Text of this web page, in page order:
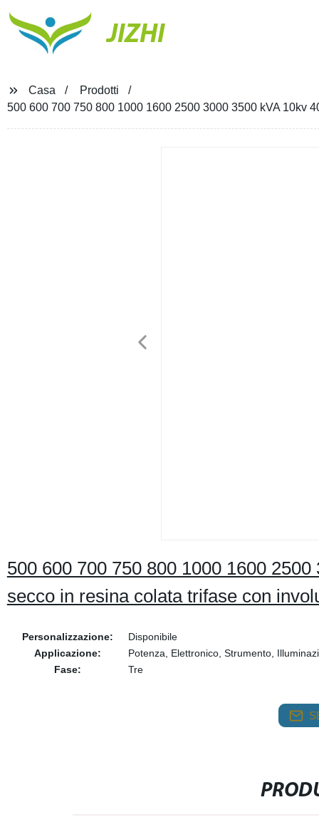
JIZHI
Casa
Prodotti
500 600 700 750 800 1000 1600 2500 3000 3500 kVA 10kv
500 600 700 750 800 1000 1600
secco in resina colata trifase con
Personalizzazione:
Disponibile
Applicazione:
Potenza, Elettronico, Strumento,
Fase:
Tre